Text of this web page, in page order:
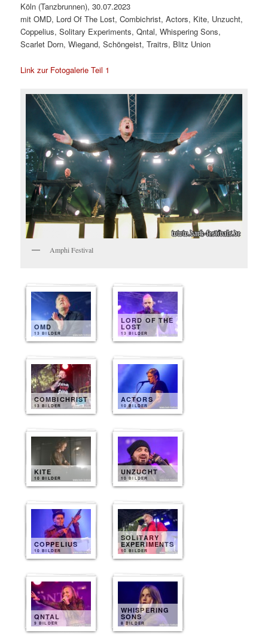
Köln (Tanzbrunnen), 30.07.2023
mit OMD, Lord Of The Lost, Combichrist, Actors, Kite, Unzucht,
Coppelius, Solitary Experiments, Qntal, Whispering Sons,
Scarlet Dorn, Wiegand, Schöngeist, Traitrs, Blitz Union
Link zur Fotogalerie Teil 1
Amphi Festival
OMD
13 BILDER
LORD OF THE
LOST
13 BILDER
COMBICHRIST
13 BILDER
ACTORS
10 BILDER
KITE
10 BILDER
UNZUCHT
10 BILDER
COPPELIUS
10 BILDER
SOLITARY
EXPERIMENTS
10 BILDER
QNTAL
9 BILDER
WHISPERING
SONS
8 BILDER